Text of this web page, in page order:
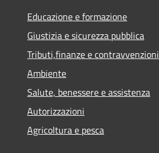
Educazione e formazione
Giustizia e sicurezza pubblica
Tributi,finanze e contravvenzioni
Ambiente
Salute, benessere e assistenza
Autorizzazioni
Agricoltura e pesca